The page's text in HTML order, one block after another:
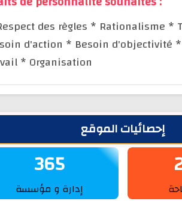
* Respect des règles*
Besoin d'action* Besoin
travail* Organisation
إحصائيات الموقع
365
إدارة و مؤسسة